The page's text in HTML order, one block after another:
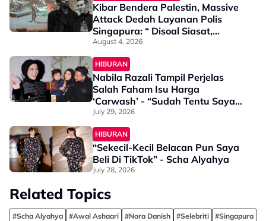
Kibar Bendera Palestin, Massive
Attack Dedah Layanan Polis
Singapura: “ Disoal Siasat,
Passport Dirampas, Tapi Kami
Bangga”
August 4, 2026
HIBURAN
Nabila Razali Tampil Perjelas
Salah Faham Isu Harga
‘Carwash’ - “Sudah Tentu Saya
Terkejut Sebab Bila…”
July 29, 2026
HIBURAN
“Sekecil-Kecil Belacan Pun Saya
Beli Di TikTok” - Scha Alyahya
July 28, 2026
Related Topics
#Scha Alyahya #Awal Ashaari #Nora Danish #Selebriti
#Singapura